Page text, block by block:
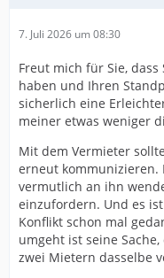
7. Juli 2026 um 08:30
Freut mich für Sie,
haben und Ihren
sicherlich eine
meiner etwas weniger
Mit dem Vermieter
erneut kommunizieren.
vermutlich an ihn
einzufordern. Und es
Konflikt schon mal
umgeht ist seine
zwei Mietern dasselbe